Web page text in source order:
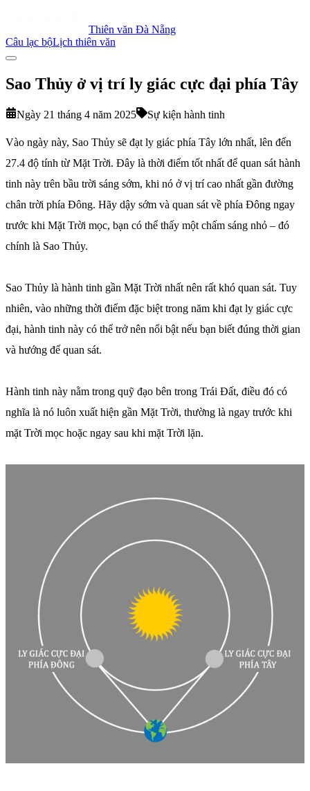
Thiên văn Đà Nẵng
Câu lạc bộLịch thiên văn
Sao Thủy ở vị trí ly giác cực đại phía Tây
Ngày 21 tháng 4 năm 2025 Sự kiện hành tinh
Vào ngày này, Sao Thủy sẽ đạt ly giác phía Tây lớn nhất, lên đến
27.4 độ tính từ Mặt Trời. Đây là thời điểm tốt nhất để quan sát hành
tinh này trên bầu trời sáng sớm, khi nó ở vị trí cao nhất gần đường
chân trời phía Đông. Hãy dậy sớm và quan sát về phía Đông ngay
trước khi Mặt Trời mọc, bạn có thể thấy một chấm sáng nhỏ – đó
chính là Sao Thủy.
Sao Thủy là hành tinh gần Mặt Trời nhất nên rất khó quan sát. Tuy
nhiên, vào những thời điểm đặc biệt trong năm khi đạt ly giác cực
đại, hành tinh này có thể trở nên nổi bật nếu bạn biết đúng thời gian
và hướng để quan sát.
Hành tinh này nằm trong quỹ đạo bên trong Trái Đất, điều đó có
nghĩa là nó luôn xuất hiện gần Mặt Trời, thường là ngay trước khi
mặt Trời mọc hoặc ngay sau khi mặt Trời lặn.